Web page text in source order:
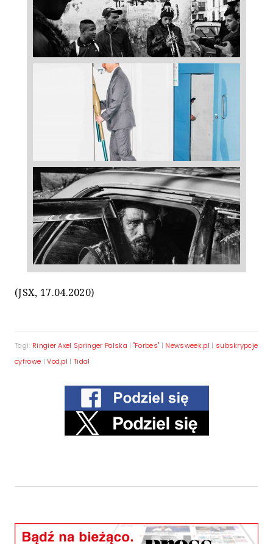
(JSX, 17.04.2020)
Tagi: Ringier Axel Springer Polska | "Forbes" | Newsweek.pl | subskrypcje
cyfrowe |Vod.pl |Tidal